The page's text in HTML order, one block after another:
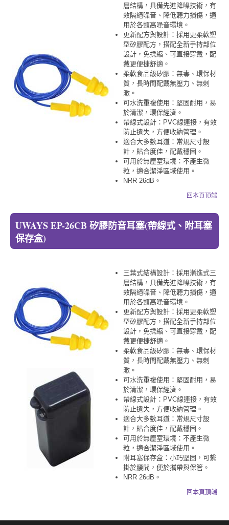
層結構，具備先進降噪技術，有
效隔絕噪音、降低聽力損傷，適
用於各類高噪音環境。
更新配方與設計：採用更柔軟塑
型矽膠配方，搭配全新手持部位
設計，免揉縮、可直接穿戴，配
戴更便捷舒適。
柔軟食品級矽膠：無毒、環保材
質，長時間配戴無壓力、無刺
激。
可水洗重複使用：堅固耐用，易
於清潔，環保經濟。
帶線式設計：PVC線連接，有效
防止遺失，方便收納管理。
適合大多數耳道：常規尺寸設
計，貼合度佳，配戴穩固。
可用於無塵室環境：不產生微
粒，適合潔淨區域使用。
NRR 26dB。
回本頁頂端
UWAYS EP-26CB 矽膠防音耳塞(帶線式、附耳塞
保存盒)
三葉式結構設計：採用漸進式三
層結構，具備先進降噪技術，有
效隔絕噪音、降低聽力損傷，適
用於各類高噪音環境。
更新配方與設計：採用更柔軟塑
型矽膠配方，搭配全新手持部位
設計，免揉縮、可直接穿戴，配
戴更便捷舒適。
柔軟食品級矽膠：無毒、環保材
質，長時間配戴無壓力、無刺
激。
可水洗重複使用：堅固耐用，易
於清潔，環保經濟。
帶線式設計：PVC線連接，有效
防止遺失，方便收納管理。
適合大多數耳道：常規尺寸設
計，貼合度佳，配戴穩固。
可用於無塵室環境：不產生微
粒，適合潔淨區域使用。
附耳塞保存盒：小巧堅固，可繫
掛於腰間，便於攜帶與保管。
NRR 26dB。
回本頁頂端